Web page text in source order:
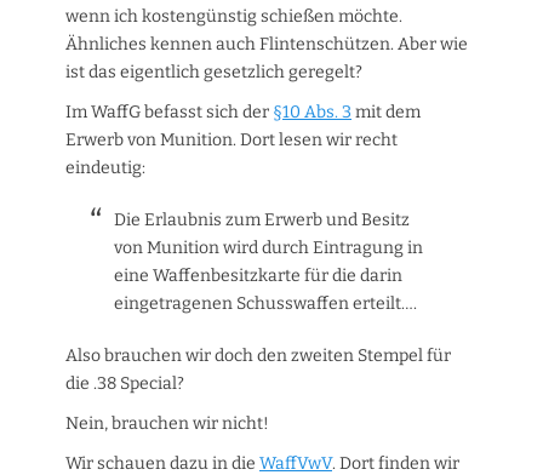
wenn ich kostengünstig schießen möchte.
Ähnliches kennen auch Flintenschützen. Aber wie
ist das eigentlich gesetzlich geregelt?
Im WaffG befasst sich der §10 Abs. 3 mit dem
Erwerb von Munition. Dort lesen wir recht
eindeutig:
Die Erlaubnis zum Erwerb und Besitz
von Munition wird durch Eintragung in
eine Waffenbesitzkarte für die darin
eingetragenen Schusswaffen erteilt….
Also brauchen wir doch den zweiten Stempel für
die .38 Special?
Nein, brauchen wir nicht!
Wir schauen dazu in die WaffVwV. Dort finden wir